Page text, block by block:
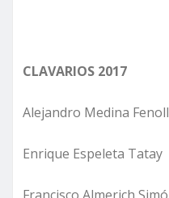
CLAVARIOS 2017
Alejandro Medina Fenoll
Enrique Espeleta Tatay